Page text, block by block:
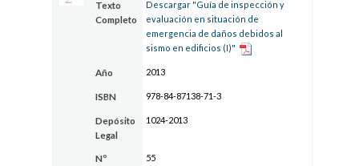
Texto
Completo
Descargar "Guía de inspección y
evaluación en situación de
emergencia de daños debidos al
sismo en edificios (I)"
Año 2013
ISBN 978-84-87138-71-3
Depósito
Legal
1024-2013
Nº
55